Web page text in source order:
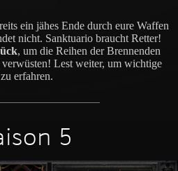
ein jähes Ende durch eure Waffen
nicht. Sanktuario braucht Retter!
, um die Reihen der Brennenden
Lest weiter, um wichtige
erfahren.
5